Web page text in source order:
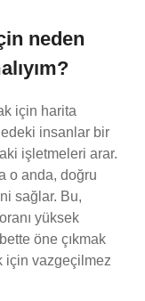
neden
için harita
insanlar bir
işletmeleri arar.
o anda, doğru
sağlar. Bu,
yüksek
öne çıkmak
için vazgeçilmez